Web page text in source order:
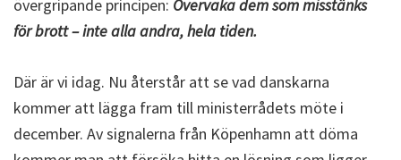
övergripande principen: Övervaka dem som misstänks
för brott – inte alla andra, hela tiden.
Där är vi idag. Nu återstår att se vad danskarna
kommer att lägga fram till ministerrådets möte i
december. Av signalerna från Köpenhamn att döma